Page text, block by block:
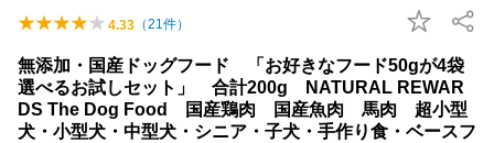
4.33 （21件）
無添加・国産ドッグフード 「お好きなフード50gが4袋
選べるお試しセット」 合計200g NATURAL REWAR
DS The Dog Food 国産鶏肉 国産魚肉 馬肉 超小型
犬・小型犬・中型犬・シニア・子犬・手作り食・ベースフ